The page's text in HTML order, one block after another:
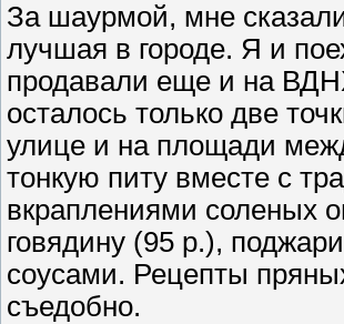
За шаурмой, мне
лучшая в городе. Я и
продавали еще и на
осталось только две
улице и на площади
тонкую питу вместе с
вкраплениями соленых
говядину (95 р.),
соусами. Рецепты
съедобно.